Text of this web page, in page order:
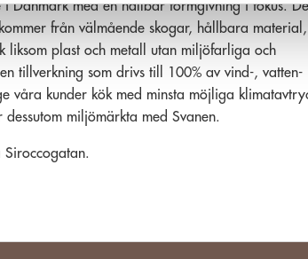
i Danmark med en hållbar formgivning i fokus.
från välmående skogar, hållbara material,
liksom plast och metall utan miljöfarliga och
tillverkning som drivs till 100% av vind-, vatten-
våra kunder kök med minsta möjliga
miljömärkta med Svanen.